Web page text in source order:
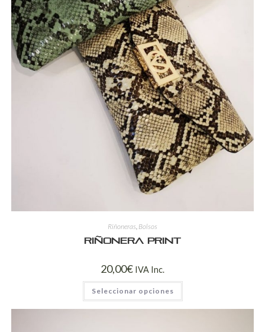
Riñoneras, Bolsos
Riñonera print
20,00€ IVA Inc.
Seleccionar opciones